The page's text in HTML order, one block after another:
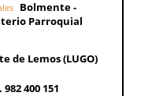
Bolmente -
Parroquial
de Lemos (LUGO)
982 400 151